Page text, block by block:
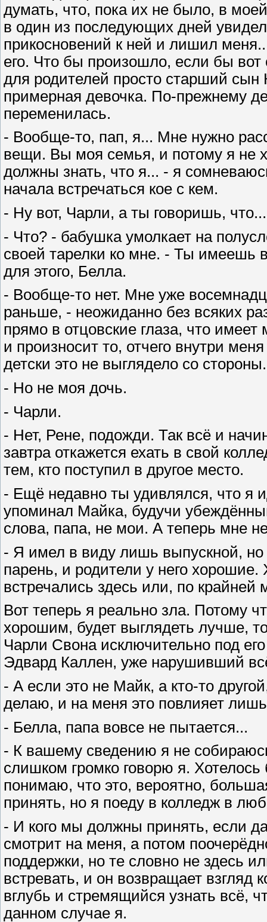
думать, что, пока их не было, в
в один из последующих дней
прикосновений к ней и лишил
его. Что бы произошло, если бы вот
для родителей просто старший
примерная девочка. По-прежнему
переменилась.
- Вообще-то, пап, я... Мне нужно
вещи. Вы моя семья, и потому я не
должны знать, что я... - я
начала встречаться кое с кем.
- Ну вот, Чарли, а ты говоришь, что...
- Что? - бабушка умолкает на
своей тарелки ко мне. - Ты имеешь
для этого, Белла.
- Вообще-то нет. Мне уже
раньше, - неожиданно без всяких
прямо в отцовские глаза, что
и произносит то, отчего внутри
детски это не выглядело со стороны.
- Но не моя дочь.
- Чарли.
- Нет, Рене, подожди. Так всё и
завтра откажется ехать в свой
тем, кто поступил в другое место.
- Ещё недавно ты удивлялся, что я
упоминал Майка, будучи
слова, папа, не мои. А теперь мне
- Я имел в виду лишь выпускной,
парень, и родители у него
встречались здесь или, по крайней
Вот теперь я реально зла. Потому
хорошим, будет выглядеть лучше,
Чарли Свона исключительно под
Эдвард Каллен, уже нарушивший
- А если это не Майк, а кто-то
делаю, и на меня это повлияет лишь
- Белла, папа вовсе не пытается...
- К вашему сведению я не
слишком громко говорю я.
понимаю, что это, вероятно,
принять, но я поеду в колледж в
- И кого мы должны принять, если
смотрит на меня, а потом
поддержки, но те словно не здесь
встревать, и он возвращает взгляд
вглубь и стремящийся узнать всё,
данном случае я.